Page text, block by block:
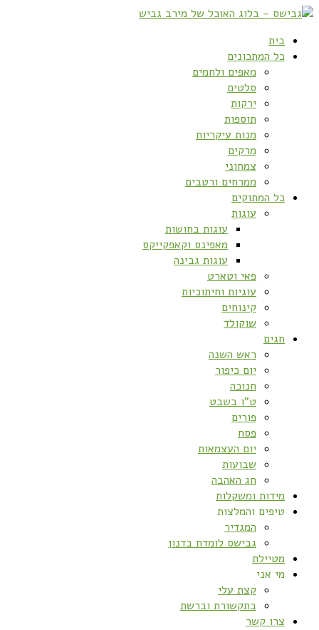
בית
כל המתכונים
מאפים ולחמים
סלטים
ירקות
תוספות
מנות עיקריות
מרקים
צמחוני
ממרחים ורטבים
כל המתוקים
עוגות
עוגות בחושות
מאפינס וקאפקייקס
עוגות גבינה
פאי וטארט
עוגיות וחיתוכיות
קינוחים
שוקולד
חגים
ראש השנה
יום כיפור
חנוכה
ט”ו בשבט
פורים
פסח
יום העצמאות
שבועות
חג האהבה
מידות ומשקלות
טיפים והמלצות
המגדיר
גבישס לומדת בדנון
מטיילת
מי אני
קצת עלי
בתקשורת וברשת
צרו קשר